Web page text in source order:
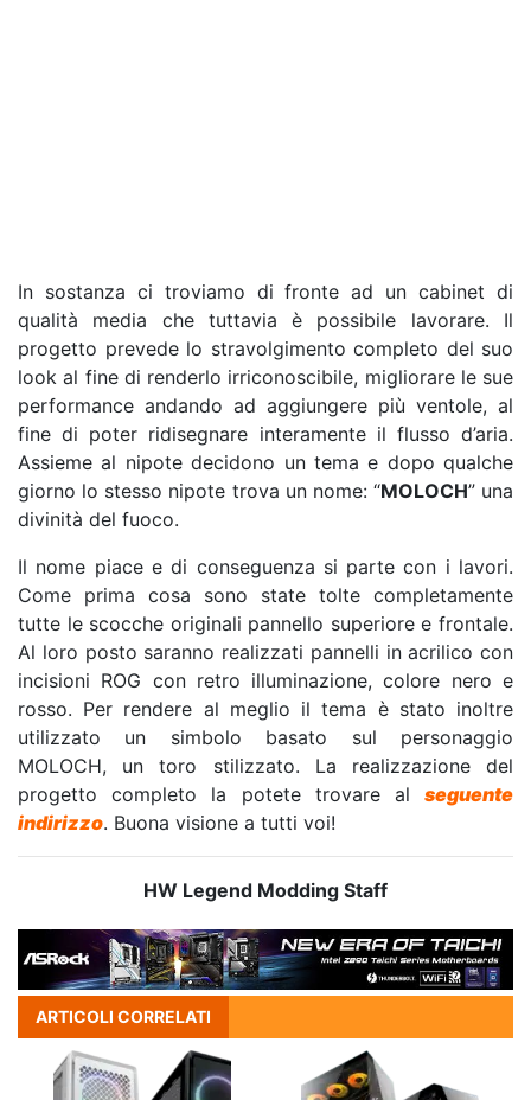
In sostanza ci troviamo di fronte ad un cabinet di
qualità media che tuttavia è possibile lavorare. Il
progetto prevede lo stravolgimento completo del suo
look al fine di renderlo irriconoscibile, migliorare le sue
performance andando ad aggiungere più ventole, al
fine di poter ridisegnare interamente il flusso d’aria.
Assieme al nipote decidono un tema e dopo qualche
giorno lo stesso nipote trova un nome: “MOLOCH” una
divinità del fuoco.
Il nome piace e di conseguenza si parte con i lavori.
Come prima cosa sono state tolte completamente
tutte le scocche originali pannello superiore e frontale.
Al loro posto saranno realizzati pannelli in acrilico con
incisioni ROG con retro illuminazione, colore nero e
rosso. Per rendere al meglio il tema è stato inoltre
utilizzato un simbolo basato sul personaggio
MOLOCH, un toro stilizzato. La realizzazione del
progetto completo la potete trovare al seguente
indirizzo. Buona visione a tutti voi!
HW Legend Modding Staff
ARTICOLI CORRELATI